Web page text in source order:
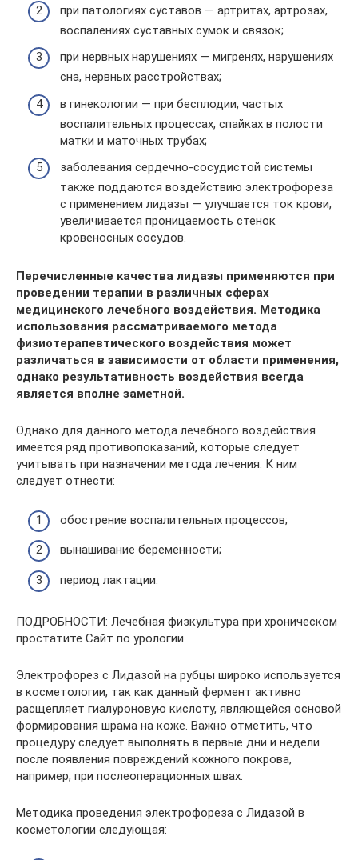
при патологиях суставов — артритах, артрозах,
воспалениях суставных сумок и связок;
при нервных нарушениях — мигренях, нарушениях
сна, нервных расстройствах;
в гинекологии — при бесплодии, частых
воспалительных процессах, спайках в полости
матки и маточных трубах;
заболевания сердечно-сосудистой системы
также поддаются воздействию электрофореза
с применением лидазы — улучшается ток крови,
увеличивается проницаемость стенок
кровеносных сосудов.
Перечисленные качества лидазы применяются при
проведении терапии в различных сферах
медицинского лечебного воздействия. Методика
использования рассматриваемого метода
физиотерапевтического воздействия может
различаться в зависимости от области применения,
однако результативность воздействия всегда
является вполне заметной.
Однако для данного метода лечебного воздействия
имеется ряд противопоказаний, которые следует
учитывать при назначении метода лечения. К ним
следует отнести:
обострение воспалительных процессов;
вынашивание беременности;
период лактации.
ПОДРОБНОСТИ: Лечебная физкультура при хроническом
простатите Сайт по урологии
Электрофорез с Лидазой на рубцы широко используется
в косметологии, так как данный фермент активно
расщепляет гиалуроновую кислоту, являющейся основой
формирования шрама на коже. Важно отметить, что
процедуру следует выполнять в первые дни и недели
после появления повреждений кожного покрова,
например, при послеоперационных швах.
Методика проведения электрофореза с Лидазой в
косметологии следующая: